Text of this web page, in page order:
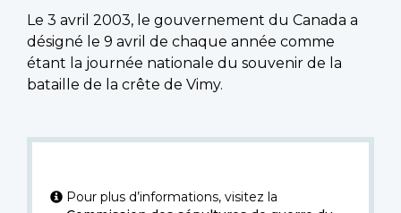
Le 3 avril 2003, le gouvernement du Canada a
désigné le 9 avril de chaque année comme
étant la journée nationale du souvenir de la
bataille de la crête de Vimy.
Pour plus d’informations, visitez la